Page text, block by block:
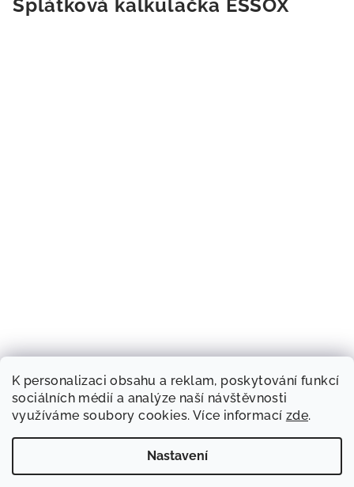
K personalizaci obsahu a reklam, poskytování funkcí
sociálních médií a analýze naší návštěvnosti
využíváme soubory cookies. Více informací zde.
Nastavení
Splátková kalkulačka ESSOX